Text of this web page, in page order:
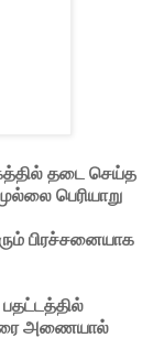
தடை செய்த
பெரியாறு
பிரச்சனையாக
அணையால்